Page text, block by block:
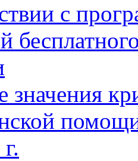
с
значения